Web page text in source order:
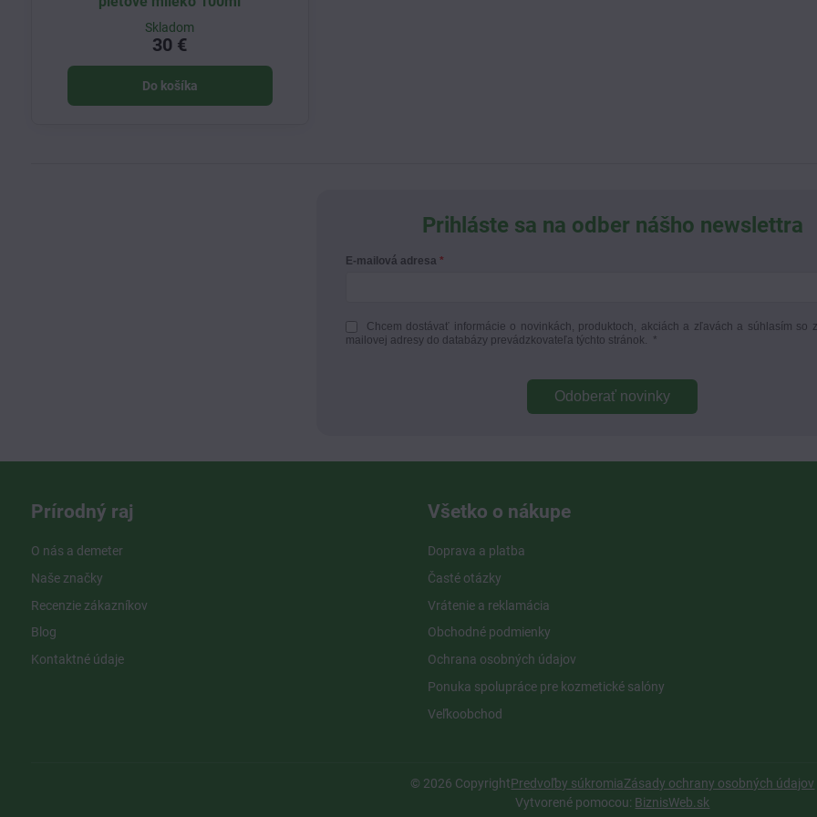
Skladom
30 €
Do košíka
Prihláste sa na odber nášho newslettra
E-mailová adresa
Chcem dostávať informácie o novinkách, produktoch, akciách a zľavách a súhlasím so
mailovej adresy do databázy prevádzkovateľa týchto stránok.
*
Odoberať novinky
Prírodný raj
O nás a demeter
Naše značky
Recenzie zákazníkov
Blog
Kontaktné údaje
Všetko o nákupe
Doprava a platba
Časté otázky
Vrátenie a reklamácia
Obchodné podmienky
Ochrana osobných údajov
Ponuka spolupráce pre kozmetické salóny
Veľkoobchod
© 2026 CopyrightPredvoľby súkromiaZásady ochrany osobných údajov
Vytvorené pomocou: BiznisWeb.sk